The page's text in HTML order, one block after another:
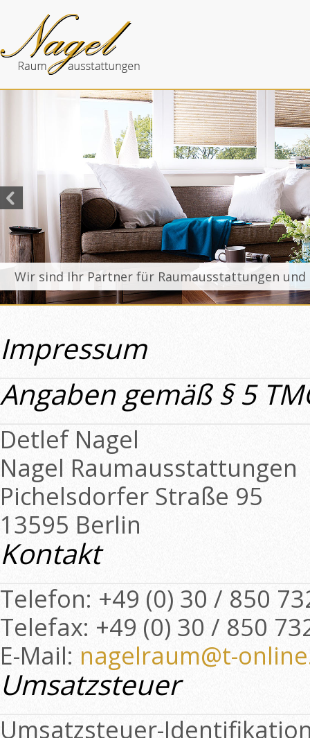
Wir sind Ihr Partner für Raumausstattungen
Impressum
Angaben gemäß § 5
Detlef Nagel
Nagel Raumausstattungen
Pichelsdorfer Straße 95
13595 Berlin
Kontakt
Telefon: +49 (0) 30 / 850
Telefax: +49 (0) 30 / 850
E-Mail: nagelraum@t-
Umsatzsteuer
Umsatzsteuer-